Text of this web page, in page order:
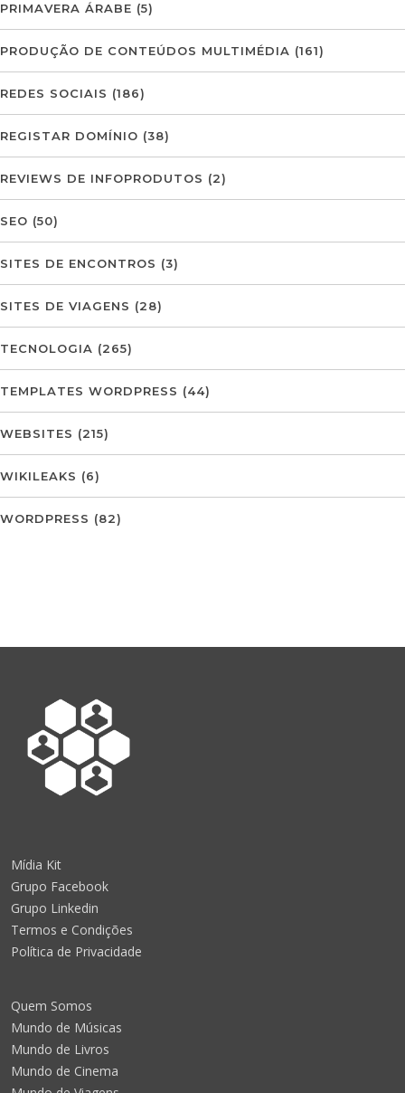
PRIMAVERA ÁRABE (5)
PRODUÇÃO DE CONTEÚDOS MULTIMÉDIA (161)
REDES SOCIAIS (186)
REGISTAR DOMÍNIO (38)
REVIEWS DE INFOPRODUTOS (2)
SEO (50)
SITES DE ENCONTROS (3)
SITES DE VIAGENS (28)
TECNOLOGIA (265)
TEMPLATES WORDPRESS (44)
WEBSITES (215)
WIKILEAKS (6)
WORDPRESS (82)
Mídia Kit
Grupo Facebook
Grupo Linkedin
Termos e Condições
Política de Privacidade
Quem Somos
Mundo de Músicas
Mundo de Livros
Mundo de Cinema